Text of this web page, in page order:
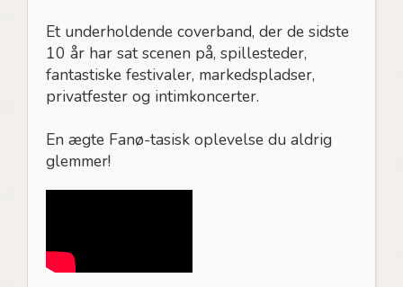
Et underholdende coverband, der de sidste
10 år har sat scenen på, spillesteder,
fantastiske festivaler, markedspladser,
privatfester og intimkoncerter.
En ægte Fanø-tasisk oplevelse du aldrig
glemmer!